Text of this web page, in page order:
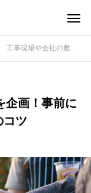
工事現場や会社の敷地でBBQを企画！事前に押さえておきたい準備と成功のコツ
企画！事前に
コツ